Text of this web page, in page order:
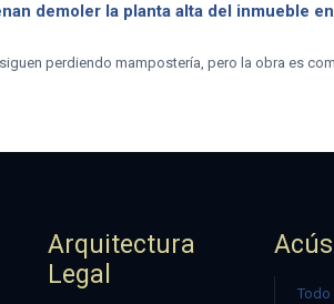
demoler la planta alta del inmueble
perdiendo mampostería, pero la obra es
Arquitectura
Legal
Todo